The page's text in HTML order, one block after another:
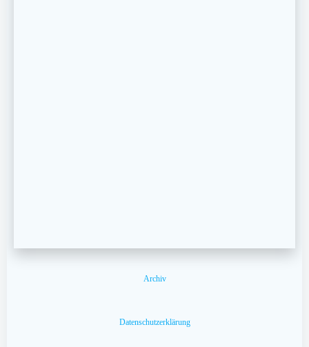
Archiv
Datenschutzerklärung